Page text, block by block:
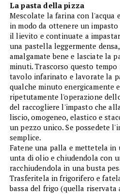
La pasta della pizza
Mescolate la farina con l'acqua
in modo da ottenere un
il lievito e continuate a
una pastella leggermente
amalgamate bene e lasciate la
minuti. Trascorso questo
tavolo infarinato e lavorate la
qualche minuto energicamente
ripetutamente l'operazione
del raccogliere l'impasto che
liscio, omogeneo, elastico e
un pezzo unico. Se possedete
semplice.
Fatene una palla e mettetela in
unta di olio e chiudendola con
racchiudendola in una busta
Trasferitela in frigorifero e
bassa del frigo (quella riservata